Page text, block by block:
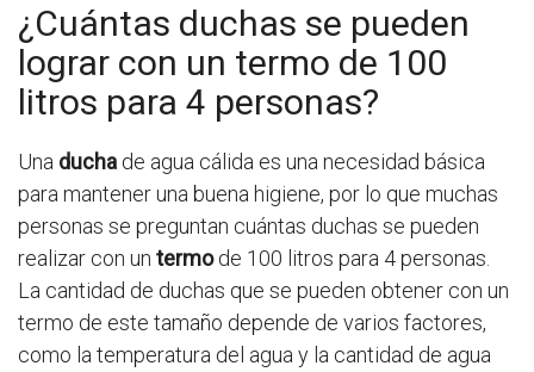
¿Cuántas duchas se pueden
lograr con un termo de 100
litros para 4 personas?
Una ducha de agua cálida es una necesidad básica
para mantener una buena higiene, por lo que muchas
personas se preguntan cuántas duchas se pueden
realizar con un termode 100 litros para 4 personas.
La cantidad de duchas que se pueden obtener con un
termo de este tamaño depende de varios factores,
como la temperatura del agua y la cantidad de agua